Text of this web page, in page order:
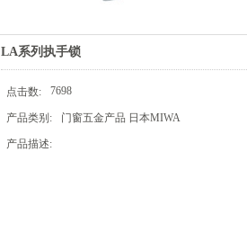
LA系列执手锁
点击数: 7698
产品类别: 门窗五金产品 日本MIWA
产品描述: